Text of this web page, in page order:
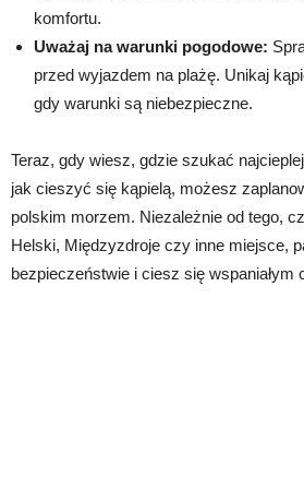
komfortu.
Uważaj na warunki pogodowe:
przed wyjazdem na plażę. Unikaj
gdy warunki są niebezpieczne.
Teraz, gdy wiesz, gdzie szukać
jak cieszyć się kąpielą, możesz
polskim morzem. Niezależnie od tego,
Helski, Międzyzdroje czy inne miejsce,
bezpieczeństwie i ciesz się wspaniałym